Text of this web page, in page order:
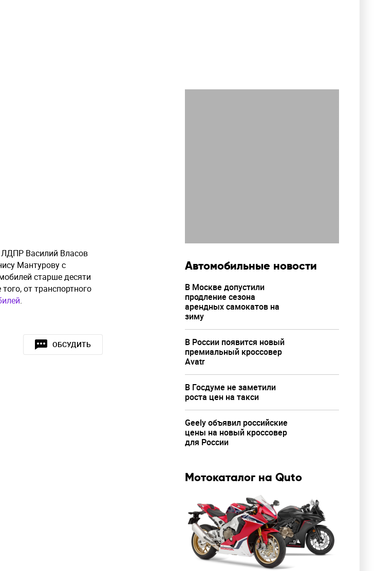
ЛДПР Василий Власов
Мантурову с
старше десяти
от транспортного
.
ОБСУДИТЬ
Автомобильные новости
В Москве допустили
продление сезона
арендных самокатов на
зиму
В России появится новый
премиальный кроссовер
Avatr
В Госдуме не заметили
роста цен на такси
Geely объявил российские
цены на новый кроссовер
для России
Мотокаталог на Quto